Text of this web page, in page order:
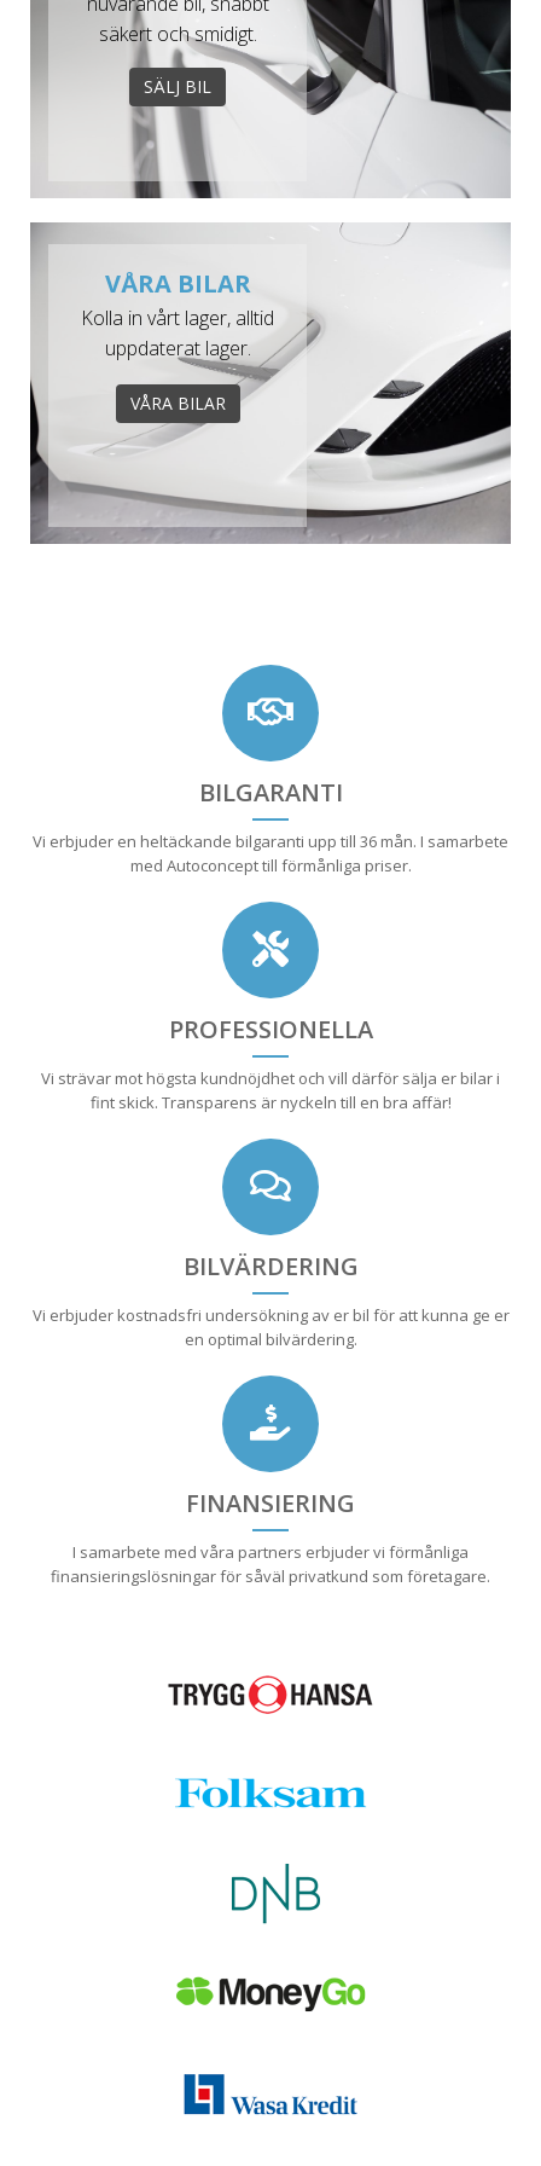
säkert och smidigt.
SÄLJ BIL
VÅRA BILAR
Kolla in vårt lager, alltid
uppdaterat lager.
VÅRA BILAR
BILGARANTI
Vi erbjuder en heltäckande bilgaranti upp till 36 mån. I samarbete
med Autoconcept till förmånliga priser.
PROFESSIONELLA
Vi strävar mot högsta kundnöjdhet och vill därför sälja er bilar i
fint skick. Transparens är nyckeln till en bra affär!
BILVÄRDERING
Vi erbjuder kostnadsfri undersökning av er bil för att kunna ge er
en optimal bilvärdering.
FINANSIERING
I samarbete med våra partners erbjuder vi förmånliga
finansieringslösningar för såväl privatkund som företagare.